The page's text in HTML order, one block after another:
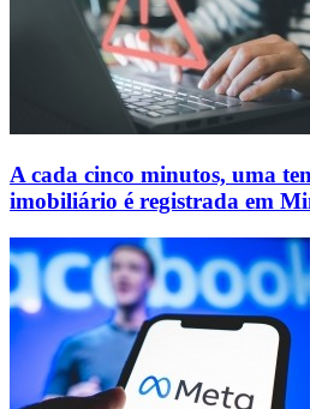
A cada cinco minutos, uma
imobiliário é registrada em